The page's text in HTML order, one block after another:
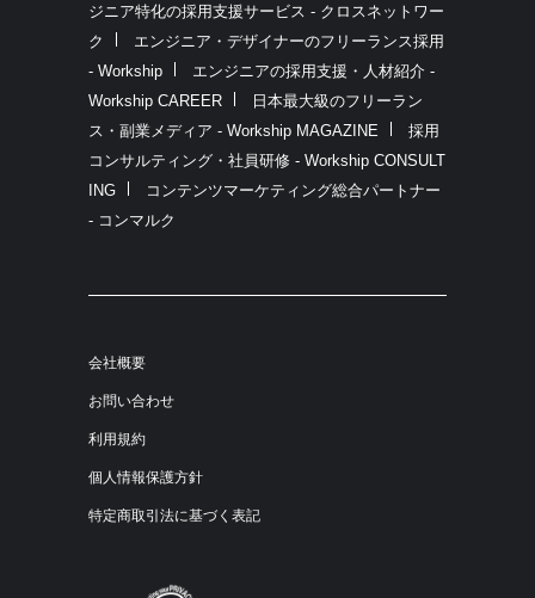
ジニア特化の採用支援サービス - クロスネットワー
ク
エンジニア・デザイナーのフリーランス採用
- Workship
エンジニアの採用支援・人材紹介 -
Workship CAREER
日本最大級のフリーラン
ス・副業メディア - Workship MAGAZINE
採用
コンサルティング・社員研修 - Workship CONSULT
ING
コンテンツマーケティング総合パートナー
- コンマルク
会社概要
お問い合わせ
利用規約
個人情報保護方針
特定商取引法に基づく表記